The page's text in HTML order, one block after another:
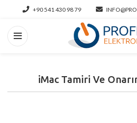
+90 541 430 98 79
iMac Tamiri Ve